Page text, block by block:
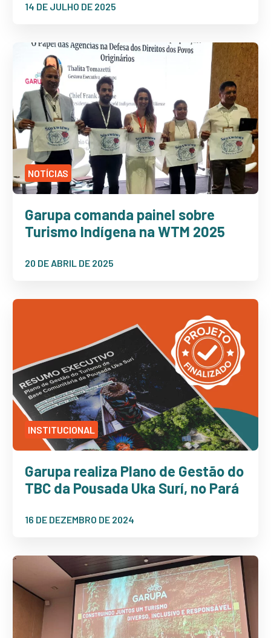
14 DE JULHO DE 2025
NOTÍCIAS
Garupa comanda painel sobre
Turismo Indígena na WTM 2025
20 DE ABRIL DE 2025
INSTITUCIONAL
Garupa realiza Plano de Gestão do
TBC da Pousada Uka Surí, no Pará
16 DE DEZEMBRO DE 2024